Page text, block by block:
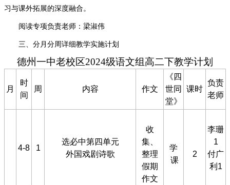
习与课外拓展的深度融合。
阅读专项负责老师：梁淑伟
三、分月分周详细教学实施计划
德州一中老校区2024级语文组高二下教学计划
月
时
间
周 内容 作文
《四
世同
堂》
课时
负责
老师
4-8 1
选必中第四单元
外国戏剧诗歌
收
集、
整理
假期
作文
学
课
2
李珊
1
付广
利1